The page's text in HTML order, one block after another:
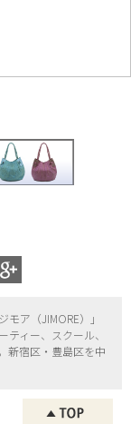
モア（JIMORE）」
ィー、
スクール、
新宿区・ 豊島区を中